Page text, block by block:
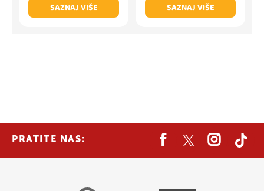
SAZNAJ VIŠE
SAZNAJ VIŠE
PRATITE NAS: